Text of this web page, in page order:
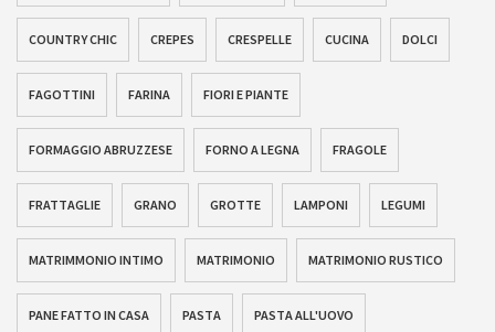
COUNTRY CHIC CREPES CRESPELLE CUCINA DOLCI
FAGOTTINI FARINA FIORI E PIANTE
FORMAGGIO ABRUZZESE FORNO A LEGNA FRAGOLE
FRATTAGLIE GRANO GROTTE LAMPONI LEGUMI
MATRIMMONIO INTIMO MATRIMONIO MATRIMONIO RUSTICO
PANE FATTO IN CASA PASTA PASTA ALL'UOVO